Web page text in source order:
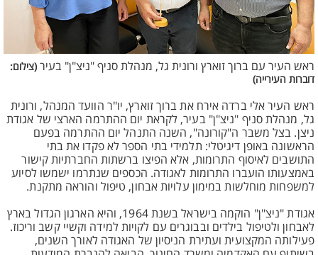
ראש העיר עם ברוך זוארץ ורונית גל, מנהלת סניף "ניצ"ן" בעיר (צילום:
דוברות העירייה)
ראש העיר אלי ברדה אירח את ברוך זוארץ, יו"ר הוועד המנהל, ורונית
גל, מנהלת סניף "ניצ"ן" בעיר, לקראת יום ההתרמה הארצי של אגודת
ניצן. בצל משבר ה"קורונה", השנה התנהל יום ההתרמה בפעם
הראשונה באופן דיגיטלי: תלמידי בתי הספר לא פקדו את בתי
התושבים לאיסוף התרומות, אלא הפיצו ברשתות החברתיות קישור
באמצעותו הועברו התרומות לאגודה. הכספים שנתרמו ישמשו לסיוע
למשפחות מוחלשות במימון עלויות אבחון, טיפול והוראה מתקנת.
אגודת "ניצ"ן" הוקמה בישראל בשנת 1964, והיא הארגון הגדול בארץ
לאבחון ולטיפול בילדים ובבוגרים עם לקויות למידה וקשיי קשב וריכוז.
פעילותה המקצועית ועתירת הניסיון של האגודה לאורך השנים,